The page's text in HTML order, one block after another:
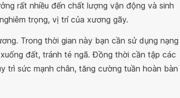
rất nhiều đến chất lượng vận động và sinh
trọng, vị trí của xương gãy.
Trong thời gian này bạn cần sử dụng nạng
đất, tránh té ngã. Đồng thời cần tập các
trì sức mạnh chân, tăng cường tuần hoàn bàn